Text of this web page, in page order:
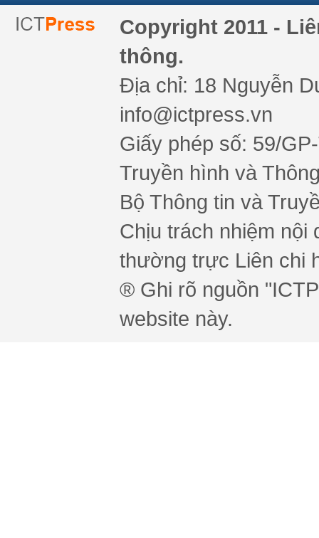
Copyright 2011 -
thông.
Địa chỉ: 18 Nguyễn
info@ictpress.vn
Giấy phép số: 59/
Truyền hình và
Bộ Thông tin và
Chịu trách nhiệm nội
thường trực Liên chi
® Ghi rõ nguồn
website này.